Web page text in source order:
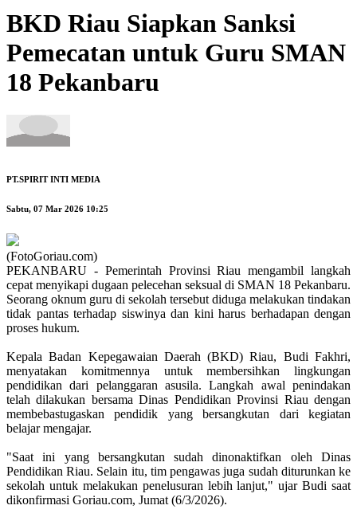
BKD Riau Siapkan Sanksi
Pemecatan untuk Guru SMAN
18 Pekanbaru
PT.SPIRIT INTI MEDIA
Sabtu, 07 Mar 2026 10:25
(FotoGoriau.com)
PEKANBARU - Pemerintah Provinsi Riau mengambil langkah
cepat menyikapi dugaan pelecehan seksual di SMAN 18 Pekanbaru.
Seorang oknum guru di sekolah tersebut diduga melakukan tindakan
tidak pantas terhadap siswinya dan kini harus berhadapan dengan
proses hukum.
Kepala Badan Kepegawaian Daerah (BKD) Riau, Budi Fakhri,
menyatakan komitmennya untuk membersihkan lingkungan
pendidikan dari pelanggaran asusila. Langkah awal penindakan
telah dilakukan bersama Dinas Pendidikan Provinsi Riau dengan
membebastugaskan pendidik yang bersangkutan dari kegiatan
belajar mengajar.
"Saat ini yang bersangkutan sudah dinonaktifkan oleh Dinas
Pendidikan Riau. Selain itu, tim pengawas juga sudah diturunkan ke
sekolah untuk melakukan penelusuran lebih lanjut," ujar Budi saat
dikonfirmasi Goriau.com, Jumat (6/3/2026).